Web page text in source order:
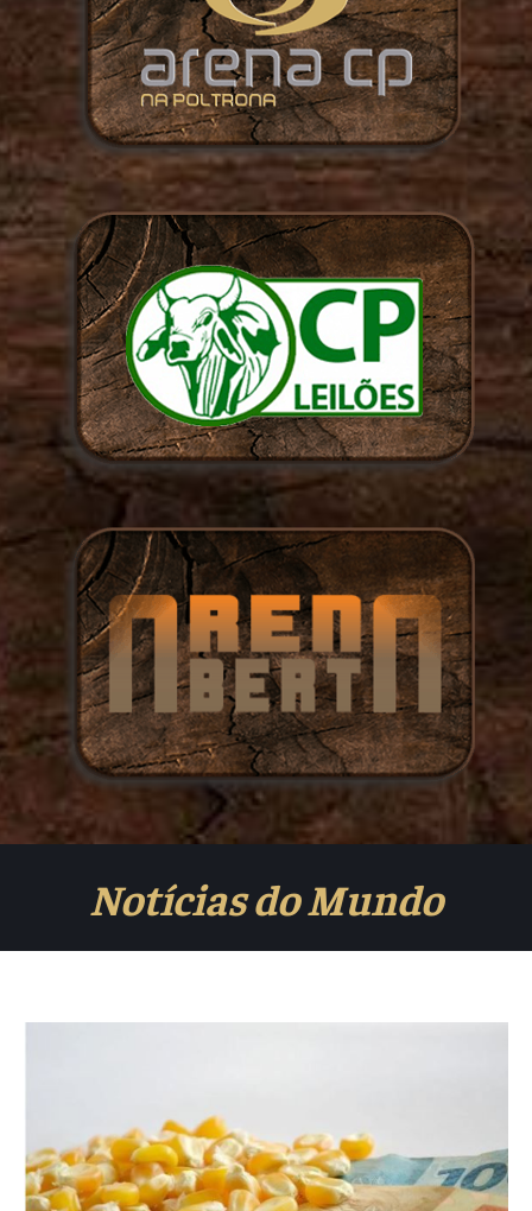
Notícias do Mundo